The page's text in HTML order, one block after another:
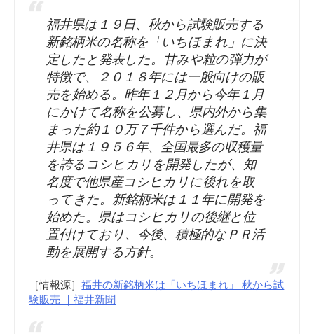
福井県は１９日、秋から試験販売する
新銘柄米の名称を「いちほまれ」に決
定したと発表した。甘みや粒の弾力が
特徴で、２０１８年には一般向けの販
売を始める。昨年１２月から今年１月
にかけて名称を公募し、県内外から集
まった約１０万７千件から選んだ。福
井県は１９５６年、全国最多の収穫量
を誇るコシヒカリを開発したが、知
名度で他県産コシヒカリに後れを取
ってきた。新銘柄米は１１年に開発を
始めた。県はコシヒカリの後継と位
置付けており、今後、積極的なＰＲ活
動を展開する方針。
［情報源］福井の新銘柄米は「いちほまれ」 秋から試
験販売 ｜福井新聞